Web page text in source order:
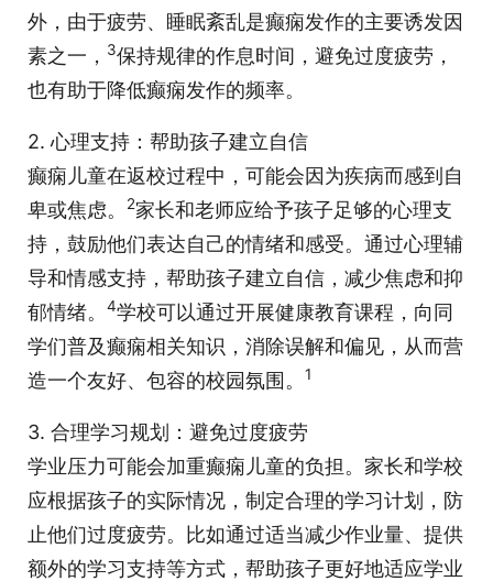
外，由于疲劳、睡眠紊乱是癫痫发作的主要诱发因
素之一， 3保持规律的作息时间，避免过度疲劳，
也有助于降低癫痫发作的频率。
2. 心理支持：帮助孩子建立自信
癫痫儿童在返校过程中，可能会因为疾病而感到自
卑或焦虑。
2家长和老师应给予孩子足够的心理支
持，鼓励他们表达自己的情绪和感受。通过心理辅
导和情感支持，帮助孩子建立自信，减少焦虑和抑
郁情绪。
4学校可以通过开展健康教育课程，向同
学们普及癫痫相关知识，消除误解和偏见，从而营
造一个友好、包容的校园氛围。
1
3. 合理学习规划：避免过度疲劳
学业压力可能会加重癫痫儿童的负担。家长和学校
应根据孩子的实际情况，制定合理的学习计划，防
止他们过度疲劳。比如通过适当减少作业量、提供
额外的学习支持等方式，帮助孩子更好地适应学业